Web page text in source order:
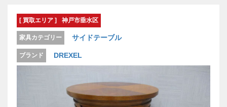
[ 買取エリア ] 神戸市垂水区
家具カテゴリー サイドテーブル
ブランド DREXEL